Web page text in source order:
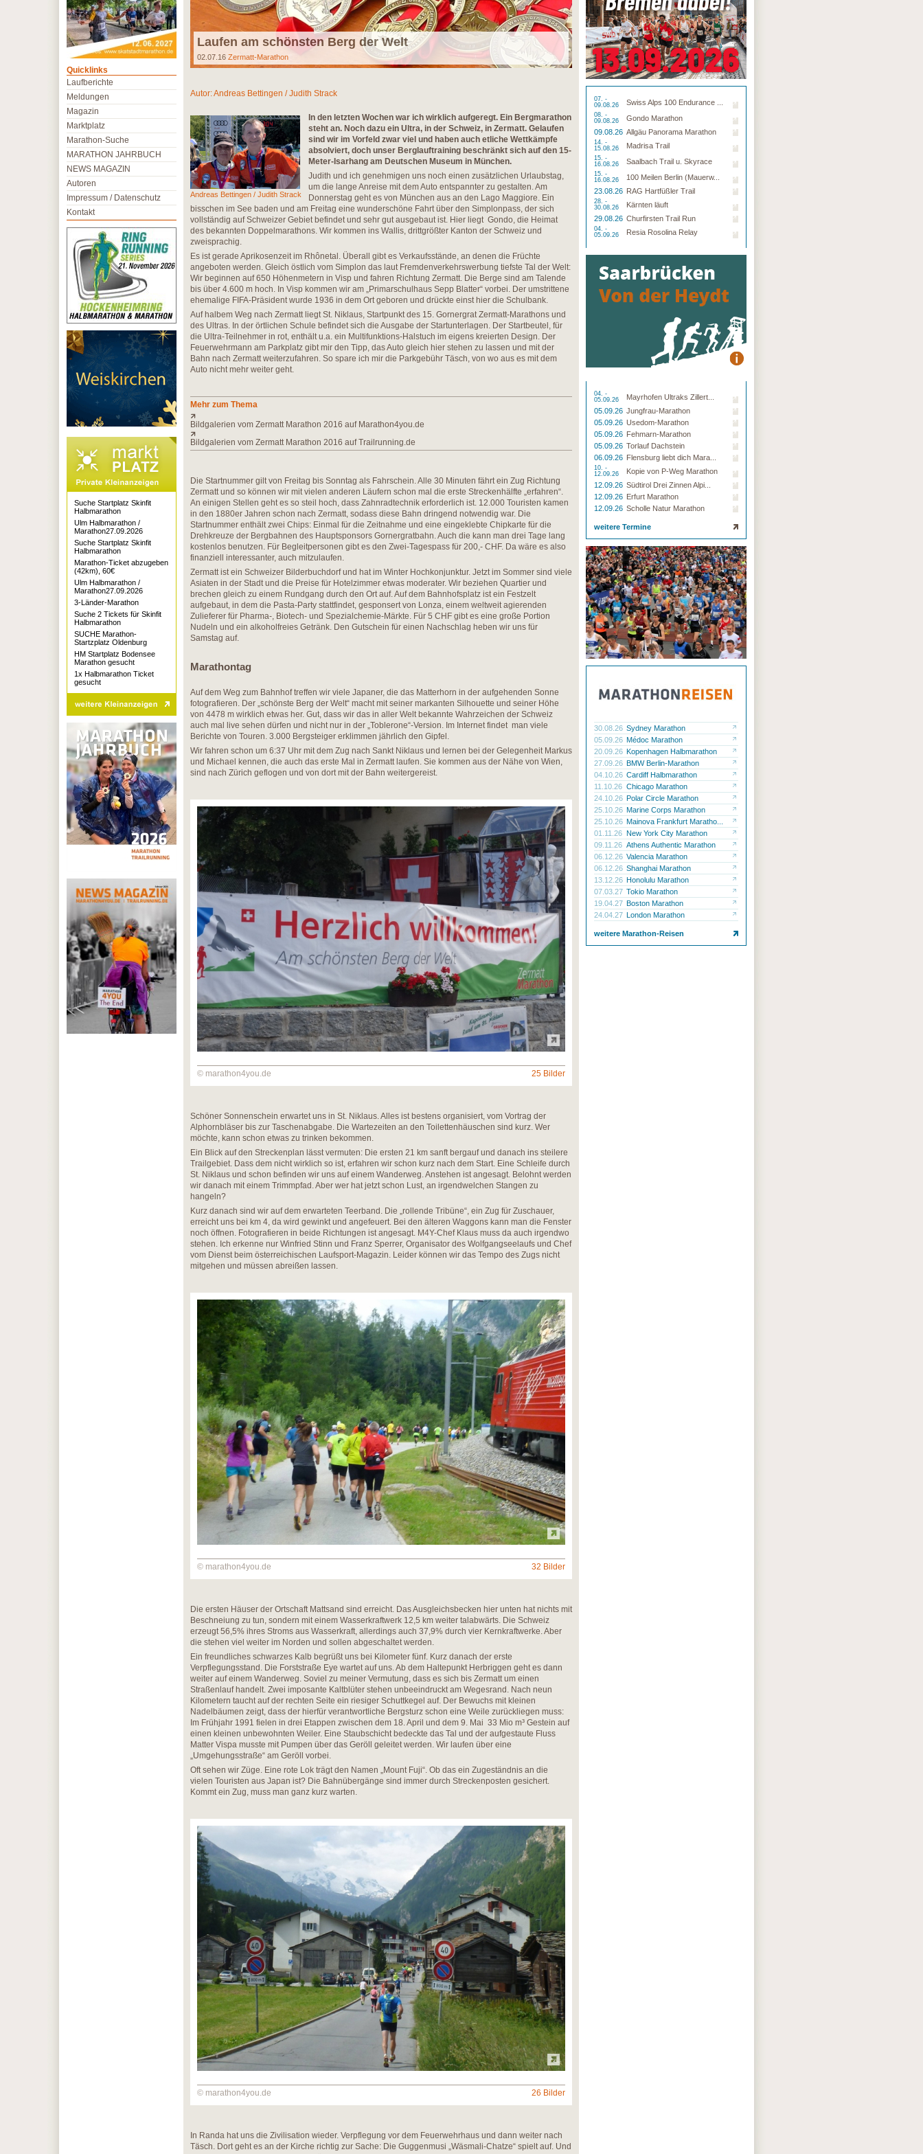
Laufen am schönsten Berg der Welt
02.07.16 Zermatt-Marathon
Autor:Andreas Bettingen / Judith Strack
Andreas Bettingen / Judith Strack
In den letzten Wochen war ich wirklich aufgeregt. Ein Bergmarathon
steht an. Noch dazu ein Ultra, in der Schweiz, in Zermatt. Gelaufen
sind wir im Vorfeld zwar viel und haben auch etliche Wettkämpfe
absolviert, doch unser Berglauftraining beschränkt sich auf den 15-
Meter-Isarhang am Deutschen Museum in München.
Judith und ich genehmigen uns noch einen zusätzlichen Urlaubstag,
um die lange Anreise mit dem Auto entspannter zu gestalten. Am
Donnerstag geht es von München aus an den Lago Maggiore. Ein
bisschen im See baden und am Freitag eine wunderschöne Fahrt über den Simplonpass, der sich
vollständig auf Schweizer Gebiet befindet und sehr gut ausgebaut ist. Hier liegt Gondo, die Heimat
des bekannten Doppelmarathons. Wir kommen ins Wallis, drittgrößter Kanton der Schweiz und
zweisprachig.
Es ist gerade Aprikosenzeit im Rhônetal. Überall gibt es Verkaufsstände, an denen die Früchte
angeboten werden. Gleich östlich vom Simplon das laut Fremdenverkehrswerbung tiefste Tal der Welt:
Wir beginnen auf 650 Höhenmetern in Visp und fahren Richtung Zermatt. Die Berge sind am Talende
bis über 4.600 m hoch. In Visp kommen wir am „Primarschulhaus Sepp Blatter“ vorbei. Der umstrittene
ehemalige FIFA-Präsident wurde 1936 in dem Ort geboren und drückte einst hier die Schulbank.
Auf halbem Weg nach Zermatt liegt St. Niklaus, Startpunkt des 15. Gornergrat Zermatt-Marathons und
des Ultras. In der örtlichen Schule befindet sich die Ausgabe der Startunterlagen. Der Startbeutel, für
die Ultra-Teilnehmer in rot, enthält u.a. ein Multifunktions-Halstuch im eigens kreierten Design. Der
Feuerwehrmann am Parkplatz gibt mir den Tipp, das Auto gleich hier stehen zu lassen und mit der
Bahn nach Zermatt weiterzufahren. So spare ich mir die Parkgebühr Täsch, von wo aus es mit dem
Auto nicht mehr weiter geht.
Mehr zum Thema
Bildgalerien vom Zermatt Marathon 2016 auf Marathon4you.de
Bildgalerien vom Zermatt Marathon 2016 auf Trailrunning.de
Die Startnummer gilt von Freitag bis Sonntag als Fahrschein. Alle 30 Minuten fährt ein Zug Richtung
Zermatt und so können wir mit vielen anderen Läufern schon mal die erste Streckenhälfte „erfahren“.
An einigen Stellen geht es so steil hoch, dass Zahnradtechnik erforderlich ist. 12.000 Touristen kamen
in den 1880er Jahren schon nach Zermatt, sodass diese Bahn dringend notwendig war. Die
Startnummer enthält zwei Chips: Einmal für die Zeitnahme und eine eingeklebte Chipkarte für die
Drehkreuze der Bergbahnen des Hauptsponsors Gornergratbahn. Auch die kann man drei Tage lang
kostenlos benutzen. Für Begleitpersonen gibt es den Zwei-Tagespass für 200,- CHF. Da wäre es also
finanziell interessanter, auch mitzulaufen.
Zermatt ist ein Schweizer Bilderbuchdorf und hat im Winter Hochkonjunktur. Jetzt im Sommer sind viele
Asiaten in der Stadt und die Preise für Hotelzimmer etwas moderater. Wir beziehen Quartier und
brechen gleich zu einem Rundgang durch den Ort auf. Auf dem Bahnhofsplatz ist ein Festzelt
aufgebaut, in dem die Pasta-Party stattfindet, gesponsert von Lonza, einem weltweit agierenden
Zulieferer für Pharma-, Biotech- und Spezialchemie-Märkte. Für 5 CHF gibt es eine große Portion
Nudeln und ein alkoholfreies Getränk. Den Gutschein für einen Nachschlag heben wir uns für
Samstag auf.
Marathontag
Auf dem Weg zum Bahnhof treffen wir viele Japaner, die das Matterhorn in der aufgehenden Sonne
fotografieren. Der „schönste Berg der Welt“ macht mit seiner markanten Silhouette und seiner Höhe
von 4478 m wirklich etwas her. Gut, dass wir das in aller Welt bekannte Wahrzeichen der Schweiz
auch mal live sehen dürfen und nicht nur in der „Toblerone“-Version. Im Internet findet man viele
Berichte von Touren. 3.000 Bergsteiger erklimmen jährlich den Gipfel.
Wir fahren schon um 6:37 Uhr mit dem Zug nach Sankt Niklaus und lernen bei der Gelegenheit Markus
und Michael kennen, die auch das erste Mal in Zermatt laufen. Sie kommen aus der Nähe von Wien,
sind nach Zürich geflogen und von dort mit der Bahn weitergereist.
© marathon4you.de 25 Bilder
Schöner Sonnenschein erwartet uns in St. Niklaus. Alles ist bestens organisiert, vom Vortrag der
Alphornbläser bis zur Taschenabgabe. Die Wartezeiten an den Toilettenhäuschen sind kurz. Wer
möchte, kann schon etwas zu trinken bekommen.
Ein Blick auf den Streckenplan lässt vermuten: Die ersten 21 km sanft bergauf und danach ins steilere
Trailgebiet. Dass dem nicht wirklich so ist, erfahren wir schon kurz nach dem Start. Eine Schleife durch
St. Niklaus und schon befinden wir uns auf einem Wanderweg. Anstehen ist angesagt. Belohnt werden
wir danach mit einem Trimmpfad. Aber wer hat jetzt schon Lust, an irgendwelchen Stangen zu
hangeln?
Kurz danach sind wir auf dem erwarteten Teerband. Die „rollende Tribüne“, ein Zug für Zuschauer,
erreicht uns bei km 4, da wird gewinkt und angefeuert. Bei den älteren Waggons kann man die Fenster
noch öffnen. Fotografieren in beide Richtungen ist angesagt. M4Y-Chef Klaus muss da auch irgendwo
stehen. Ich erkenne nur Winfried Stinn und Franz Sperrer, Organisator des Wolfgangseelaufs und Chef
vom Dienst beim österreichischen Laufsport-Magazin. Leider können wir das Tempo des Zugs nicht
mitgehen und müssen abreißen lassen.
© marathon4you.de 32 Bilder
Die ersten Häuser der Ortschaft Mattsand sind erreicht. Das Ausgleichsbecken hier unten hat nichts mit
Beschneiung zu tun, sondern mit einem Wasserkraftwerk 12,5 km weiter talabwärts. Die Schweiz
erzeugt 56,5% ihres Stroms aus Wasserkraft, allerdings auch 37,9% durch vier Kernkraftwerke. Aber
die stehen viel weiter im Norden und sollen abgeschaltet werden.
Ein freundliches schwarzes Kalb begrüßt uns bei Kilometer fünf. Kurz danach der erste
Verpflegungsstand. Die Forststraße Eye wartet auf uns. Ab dem Haltepunkt Herbriggen geht es dann
weiter auf einem Wanderweg. Soviel zu meiner Vermutung, dass es sich bis Zermatt um einen
Straßenlauf handelt. Zwei imposante Kaltblüter stehen unbeeindruckt am Wegesrand. Nach neun
Kilometern taucht auf der rechten Seite ein riesiger Schuttkegel auf. Der Bewuchs mit kleinen
Nadelbäumen zeigt, dass der hierfür verantwortliche Bergsturz schon eine Weile zurückliegen muss:
Im Frühjahr 1991 fielen in drei Etappen zwischen dem 18. April und dem 9. Mai 33 Mio m³ Gestein auf
einen kleinen unbewohnten Weiler. Eine Staubschicht bedeckte das Tal und der aufgestaute Fluss
Matter Vispa musste mit Pumpen über das Geröll geleitet werden. Wir laufen über eine
„Umgehungsstraße“ am Geröll vorbei.
Oft sehen wir Züge. Eine rote Lok trägt den Namen „Mount Fuji“. Ob das ein Zugeständnis an die
vielen Touristen aus Japan ist? Die Bahnübergänge sind immer durch Streckenposten gesichert.
Kommt ein Zug, muss man ganz kurz warten.
© marathon4you.de 26 Bilder
In Randa hat uns die Zivilisation wieder. Verpflegung vor dem Feuerwehrhaus und dann weiter nach
Täsch. Dort geht es an der Kirche richtig zur Sache: Die Guggenmusi „Wäsmali-Chatze“ spielt auf. Und
07. -
09.08.26
Swiss Alps 100 Endurance ...
08. -
09.08.26
Gondo Marathon
09.08.26 Allgäu Panorama Marathon
14. -
15.08.26
Madrisa Trail
15. -
16.08.26
Saalbach Trail u. Skyrace
15. -
16.08.26
100 Meilen Berlin (Mauerw...
23.08.26 RAG Hartfüßler Trail
28. -
30.08.26
Kärnten läuft
29.08.26 Churfirsten Trail Run
04. -
05.09.26
Resia Rosolina Relay
04. -
05.09.26
Mayrhofen Ultraks Zillert...
05.09.26 Jungfrau-Marathon
05.09.26 Usedom-Marathon
05.09.26 Fehmarn-Marathon
05.09.26 Torlauf Dachstein
06.09.26 Flensburg liebt dich Mara...
10. -
12.09.26
Kopie von P-Weg Marathon
12.09.26 Südtirol Drei Zinnen Alpi...
12.09.26 Erfurt Marathon
12.09.26 Scholle Natur Marathon
weitere Termine
30.08.26 Sydney Marathon
05.09.26 Médoc Marathon
20.09.26 Kopenhagen Halbmarathon
27.09.26 BMW Berlin-Marathon
04.10.26 Cardiff Halbmarathon
11.10.26 Chicago Marathon
24.10.26 Polar Circle Marathon
25.10.26 Marine Corps Marathon
25.10.26 Mainova Frankfurt Maratho...
01.11.26 New York City Marathon
09.11.26 Athens Authentic Marathon
06.12.26 Valencia Marathon
06.12.26 Shanghai Marathon
13.12.26 Honolulu Marathon
07.03.27 Tokio Marathon
19.04.27 Boston Marathon
24.04.27 London Marathon
weitere Marathon-Reisen
Quicklinks
Laufberichte
Meldungen
Magazin
Marktplatz
Marathon-Suche
MARATHON JAHRBUCH
NEWS MAGAZIN
Autoren
Impressum / Datenschutz
Kontakt
Suche Startplatz Skinfit
Halbmarathon
Ulm Halbmarathon /
Marathon27.09.2026
Suche Startplatz Skinfit
Halbmarathon
Marathon-Ticket abzugeben
(42km), 60€
Ulm Halbmarathon /
Marathon27.09.2026
3-Länder-Marathon
Suche 2 Tickets für Skinfit
Halbmarathon
SUCHE Marathon-
Startzplatz Oldenburg
HM Startplatz Bodensee
Marathon gesucht
1x Halbmarathon Ticket
gesucht